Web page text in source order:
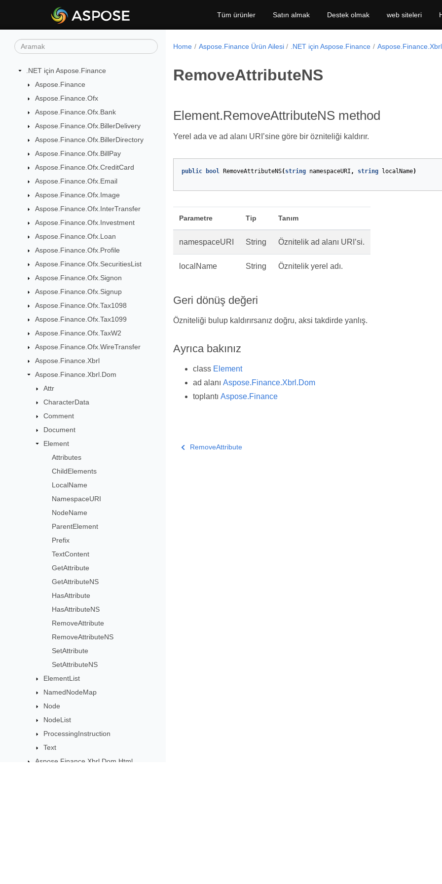
Tüm ürünler Satın almak Destek olmak web siteleri
.NET için Aspose.Finance
Aspose.Finance
Aspose.Finance.Ofx
Aspose.Finance.Ofx.Bank
Aspose.Finance.Ofx.BillerDelivery
Aspose.Finance.Ofx.BillerDirectory
Aspose.Finance.Ofx.BillPay
Aspose.Finance.Ofx.CreditCard
Aspose.Finance.Ofx.Email
Aspose.Finance.Ofx.Image
Aspose.Finance.Ofx.InterTransfer
Aspose.Finance.Ofx.Investment
Aspose.Finance.Ofx.Loan
Aspose.Finance.Ofx.Profile
Aspose.Finance.Ofx.SecuritiesList
Aspose.Finance.Ofx.Signon
Aspose.Finance.Ofx.Signup
Aspose.Finance.Ofx.Tax1098
Aspose.Finance.Ofx.Tax1099
Aspose.Finance.Ofx.TaxW2
Aspose.Finance.Ofx.WireTransfer
Aspose.Finance.Xbrl
Aspose.Finance.Xbrl.Dom
Attr
CharacterData
Comment
Document
Element
Attributes
ChildElements
LocalName
NamespaceURI
NodeName
ParentElement
Prefix
TextContent
GetAttribute
GetAttributeNS
HasAttribute
HasAttributeNS
RemoveAttribute
RemoveAttributeNS
SetAttribute
SetAttributeNS
ElementList
NamedNodeMap
Node
NodeList
ProcessingInstruction
Text
Aspose.Finance.Xbrl.Dom.Html
Home Aspose.Finance Ürün Ailesi .NET için Aspose.Finance
RemoveAttributeNS
Element.RemoveAttributeNS method
Yerel ada ve ad alanı URI’sine göre bir özniteliği kaldırır.
public bool RemoveAttributeNS( string namespaceURI , string localName)
Parametre Tip Tanım
namespaceURI String Öznitelik ad alanı URI’si.
localName String Öznitelik yerel adı.
Geri dönüş değeri
Özniteliği bulup kaldırırsanız doğru, aksi takdirde yanlış.
Ayrıca bakınız
class Element
ad alanı Aspose.Finance.Xbrl.Dom
toplantı Aspose.Finance
RemoveAttribute